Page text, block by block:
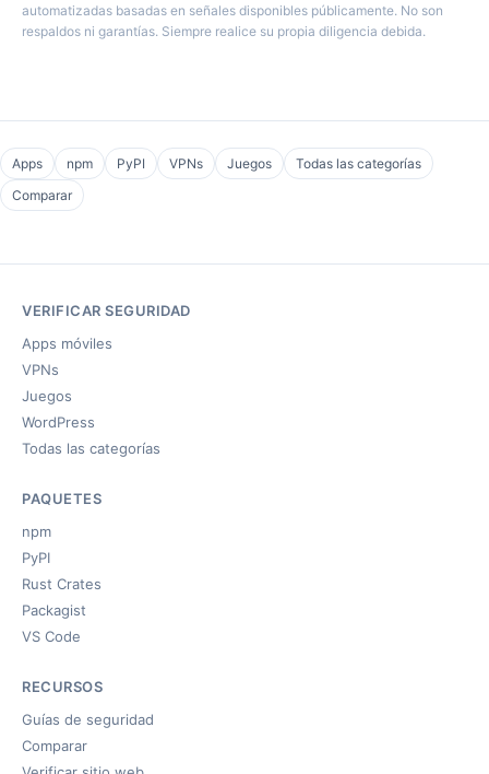
automatizadas basadas en señales disponibles públicamente. No son
respaldos ni garantías. Siempre realice su propia diligencia debida.
Apps npm PyPI VPNs Juegos
Todas las categorías
Comparar
VERIFICAR SEGURIDAD
Apps móviles
VPNs
Juegos
WordPress
Todas las categorías
PAQUETES
npm
PyPI
Rust Crates
Packagist
VS Code
RECURSOS
Guías de seguridad
Comparar